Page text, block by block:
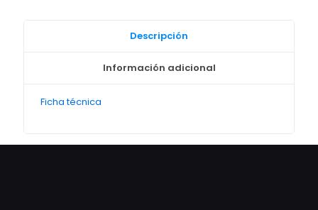
Descripción
Información adicional
Ficha técnica